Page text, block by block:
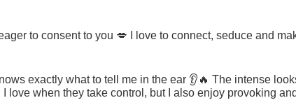
to consent to you 💋 I love to connect, seduce and
exactly what to tell me in the ear 👂🔥 The intense
I love when they take control, but I also enjoy provoking